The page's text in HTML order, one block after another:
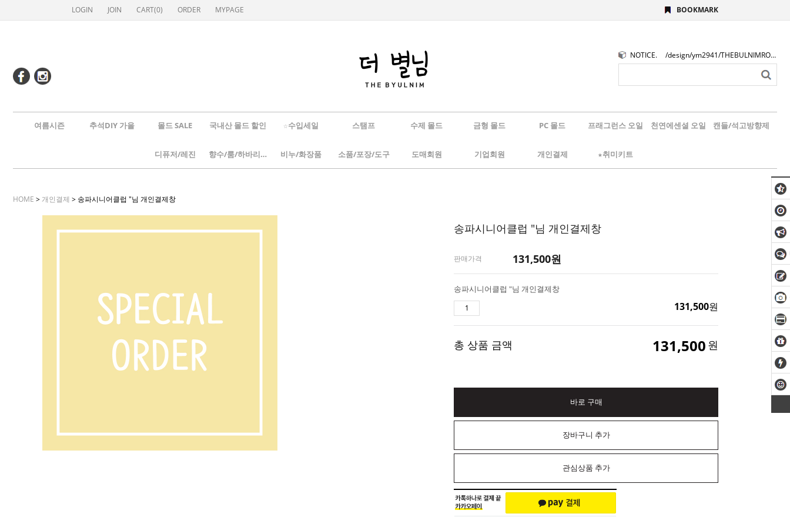
LOGIN JOIN CART(0) ORDER MYPAGE BOOKMARK
NOTICE. /design/ym2941/THEBULNIMROGO.png
여름시즌 추석DIY 가을 몰드 SALE 국내산 몰드 할인 ☆수입세일 스탬프 수제 몰드 금형 몰드 PC 몰드 프래그런스 오일 천연에센셜 오일 캔들/석고방향제
디퓨저/레진 향수/룸/하바리움 비누/화장품 소품/포장/도구 도매회원 기업회원 개인결제 ★취미키트
HOME > 개인결제 > 송파시니어클럽 "님 개인결제창
송파시니어클럽 "님 개인결제창
판매가격 131,500원
송파시니어클럽 "님 개인결제창
131,500원
총 상품 금액 131,500 원
바로 구매
장바구니 추가
관심상품 추가